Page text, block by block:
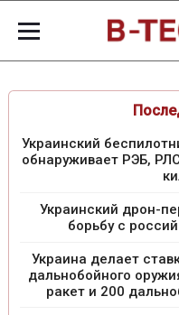
Украинский
обнаруживает РЭБ,
Украинский дрон-
борьбу с
Украина делает
дальнобойного
ракет и 200